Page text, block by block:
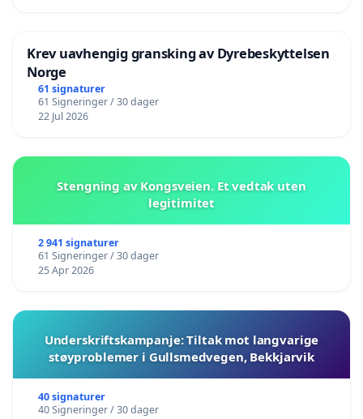
Krev uavhengig gransking av Dyrebeskyttelsen
Norge
61 signaturer
61 Signeringer / 30 dager
22 Jul 2026
Stengning av Kongsveien. Et vedtak uten
legitimitet
2 941 signaturer
61 Signeringer / 30 dager
25 Apr 2026
Underskriftskampanje: Tiltak mot langvarige
støyproblemer i Gullsmedvegen, Bekkjarvik
40 signaturer
40 Signeringer / 30 dager